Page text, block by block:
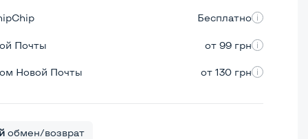
Бесплатно
Почты от 99 грн
Новой Почты от 130 грн
обмен/возврат